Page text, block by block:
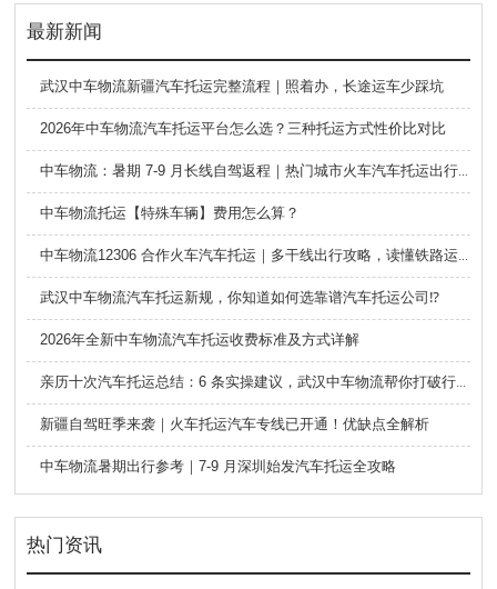
最新新闻
武汉中车物流新疆汽车托运完整流程｜照着办，长途运车少踩坑
2026年中车物流汽车托运平台怎么选？三种托运方式性价比对比
中车物流：暑期 7-9 月长线自驾返程｜热门城市火车汽车托运出行全攻略
中车物流托运【特殊车辆】费用怎么算？
中车物流12306 合作火车汽车托运｜多干线出行攻略，读懂铁路运车的优势与避坑要点
武汉中车物流汽车托运新规，你知道如何选靠谱汽车托运公司⁉️
2026年全新中车物流汽车托运收费标准及方式详解
亲历十次汽车托运总结：6 条实操建议，武汉中车物流帮你打破行业信息差
新疆自驾旺季来袭｜火车托运汽车专线已开通！优缺点全解析
中车物流暑期出行参考｜7-9 月深圳始发汽车托运全攻略
热门资讯